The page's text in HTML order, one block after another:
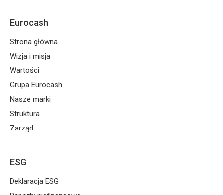
Eurocash
Strona główna
Wizja i misja
Wartości
Grupa Eurocash
Nasze marki
Struktura
Zarząd
ESG
Deklaracja ESG